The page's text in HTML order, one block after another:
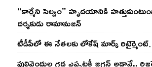
“కార్మేని సెల్వం” హృదయానికి
దర్శకుడు రామానుజన్
టీడీపీలో ఈ నేత‌ల‌కు లోకేష్ మార్క్
పులివెందుల గ‌డ్డ ఎప్ప‌ట‌కీ జ‌గ‌న్ అడ్డానే..